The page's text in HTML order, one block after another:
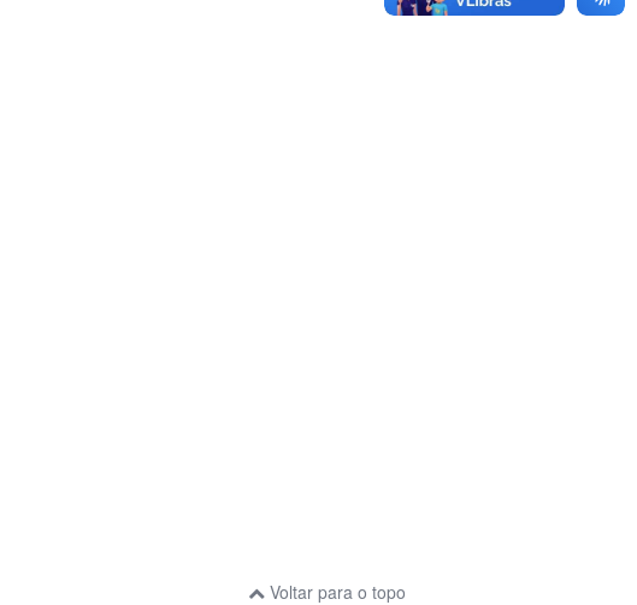
Voltar para o topo